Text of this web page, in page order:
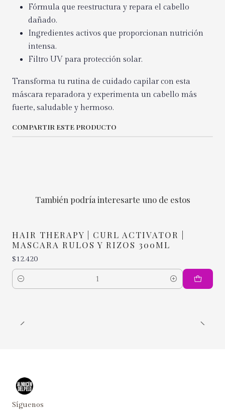
Fórmula que reestructura y repara el cabello
dañado.
Ingredientes activos que proporcionan nutrición
intensa.
Filtro UV para protección solar.
Transforma tu rutina de cuidado capilar con esta
máscara reparadora y experimenta un cabello más
fuerte, saludable y hermoso.
COMPARTIR ESTE PRODUCTO
También podría interesarte uno de estos
HAIR THERAPY | CURL ACTIVATOR |
MASCARA RULOS Y RIZOS 300ML
$12.420
Cantidad
Síguenos